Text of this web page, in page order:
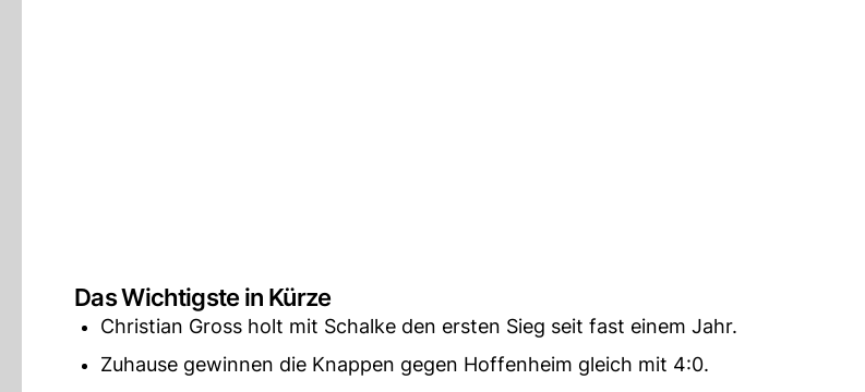
Das Wichtigste in Kürze
Christian Gross holt mit Schalke den ersten Sieg seit fast einem Jahr.
Zuhause gewinnen die Knappen gegen Hoffenheim gleich mit 4:0.